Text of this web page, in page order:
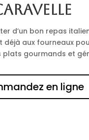
d’un bon repas
déjà aux fourneaux
plats gourmands et
en ligne